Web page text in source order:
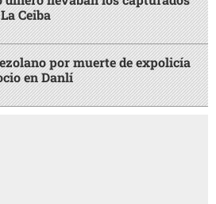
Ceiba
por muerte de expolicía
en Danlí